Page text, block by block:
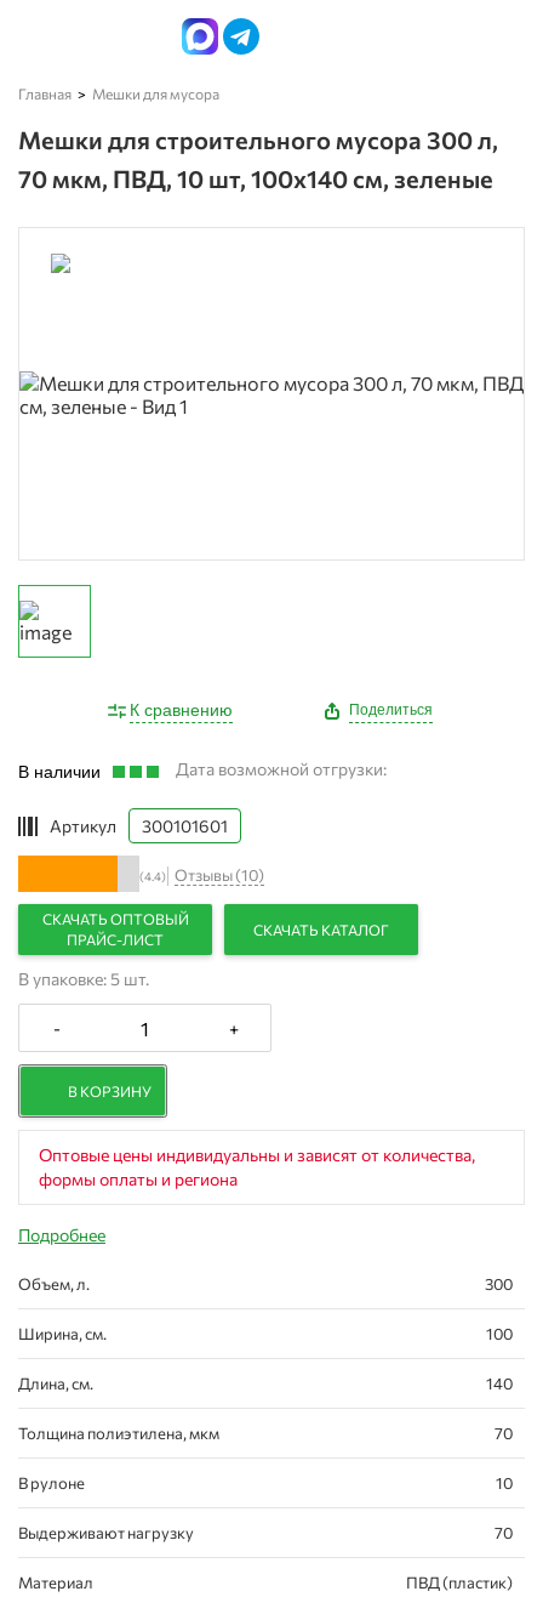
Главная Мешки для мусора
Мешки для строительного мусора 300 л,
70 мкм, ПВД, 10 шт, 100х140 см, зеленые
К сравнению Поделиться
В наличии Дата возможной отгрузки:
Артикул 300101601
(4.4) Отзывы (10)
- +
В КОРЗИНУ
СКАЧАТЬ ОПТОВЫЙ
ПРАЙС-ЛИСТ
СКАЧАТЬ КАТАЛОГ
В упаковке: 5 шт.
Оптовые цены индивидуальны и зависят от количества,
формы оплаты и региона
Подробнее
Объем, л. 300
Ширина, см. 100
Длина, см. 140
Толщина полиэтилена, мкм 70
В рулоне 10
Выдерживают нагрузку 70
Материал ПВД (пластик)